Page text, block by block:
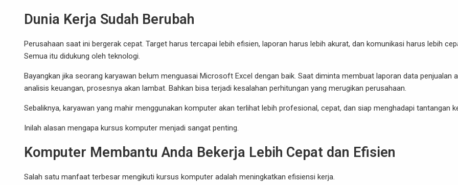
Dunia Kerja Sudah Berubah
Perusahaan saat ini bergerak cepat. Target harus tercapai lebih efisien, laporan harus lebih akurat, dan komunikasi harus lebih
Semua itu didukung oleh teknologi.
Bayangkan jika seorang karyawan belum menguasai Microsoft Excel dengan baik. Saat diminta membuat laporan data penjualan
analisis keuangan, prosesnya akan lambat. Bahkan bisa terjadi kesalahan perhitungan yang merugikan perusahaan.
Sebaliknya, karyawan yang mahir menggunakan komputer akan terlihat lebih profesional, cepat, dan siap menghadapi tantangan
Inilah alasan mengapa kursus komputer menjadi sangat penting.
Komputer Membantu Anda Bekerja Lebih Cepat dan Efisien
Salah satu manfaat terbesar mengikuti kursus komputer adalah meningkatkan efisiensi kerja.